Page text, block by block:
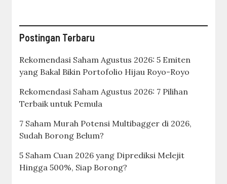
Postingan Terbaru
Rekomendasi Saham Agustus 2026: 5 Emiten
yang Bakal Bikin Portofolio Hijau Royo-Royo
Rekomendasi Saham Agustus 2026: 7 Pilihan
Terbaik untuk Pemula
7 Saham Murah Potensi Multibagger di 2026,
Sudah Borong Belum?
5 Saham Cuan 2026 yang Diprediksi Melejit
Hingga 500%, Siap Borong?